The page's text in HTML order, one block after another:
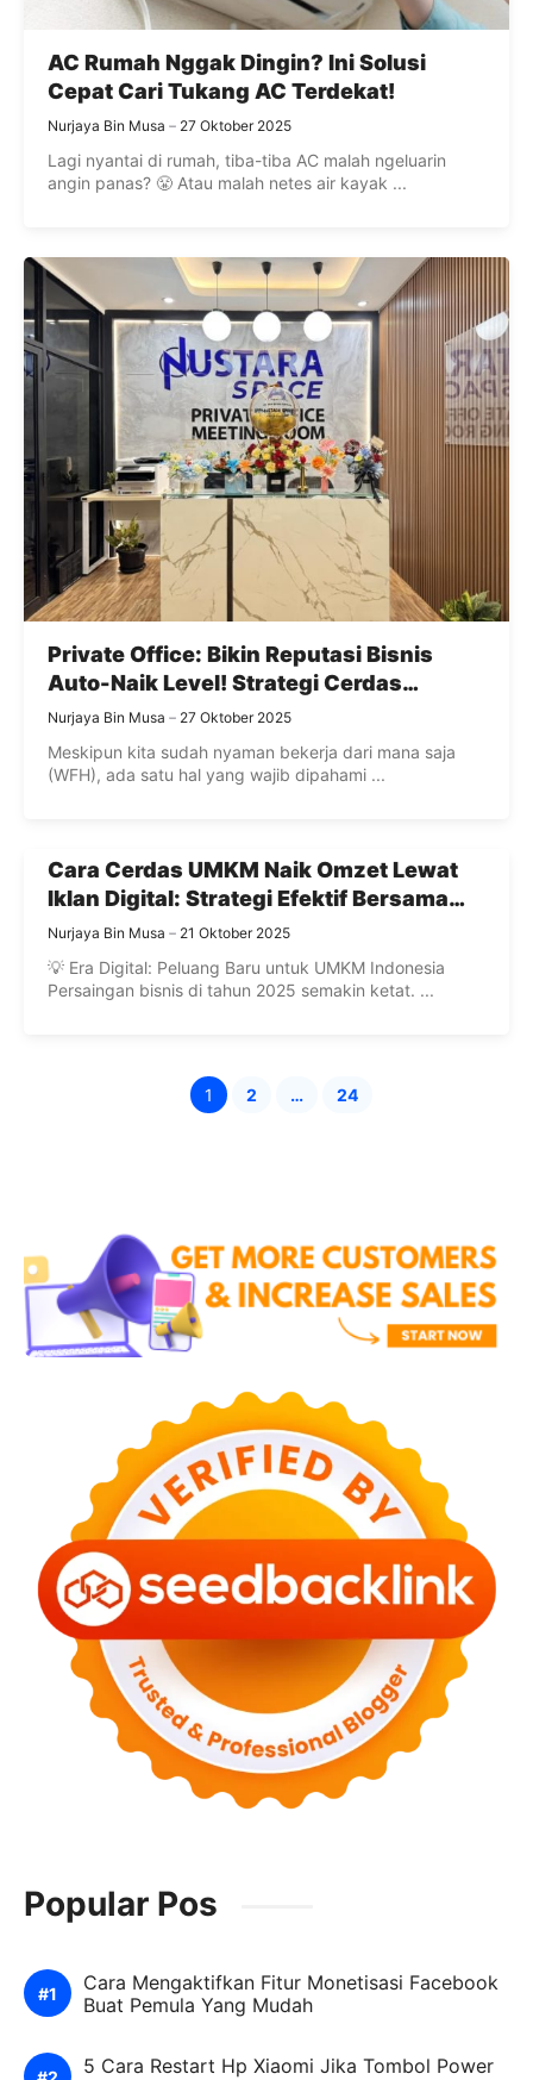
AC Rumah Nggak Dingin? Ini Solusi
Cepat Cari Tukang AC Terdekat!
Nurjaya Bin Musa 27 Oktober 2025
Lagi nyantai di rumah, tiba-tiba AC malah ngeluarin
angin panas? 😤 Atau malah netes air kayak ...
Private Office: Bikin Reputasi Bisnis
Auto-Naik Level! Strategi Cerdas
Mendapatkan Klien Eksklusif di Era
Fleksibel
Nurjaya Bin Musa 27 Oktober 2025
Meskipun kita sudah nyaman bekerja dari mana saja
(WFH), ada satu hal yang wajib dipahami ...
Cara Cerdas UMKM Naik Omzet Lewat
Iklan Digital: Strategi Efektif Bersama
AmaresO
Nurjaya Bin Musa 21 Oktober 2025
💡 Era Digital: Peluang Baru untuk UMKM Indonesia
Persaingan bisnis di tahun 2025 semakin ketat. ...
Halaman
1 Halaman
2 … Halaman
24
Popular Pos
Cara Mengaktifkan Fitur Monetisasi Facebook
Buat Pemula Yang Mudah
5 Cara Restart Hp Xiaomi Jika Tombol Power